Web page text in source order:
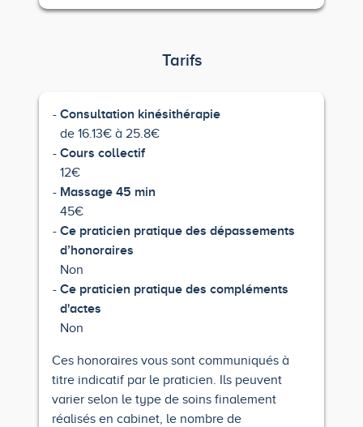
Tarifs
Consultation kinésithérapie
de 16.13€ à 25.8€
Cours collectif
12€
Massage 45 min
45€
Ce praticien pratique des dépassements
d’honoraires
Non
Ce praticien pratique des compléments
d'actes
Non
Ces honoraires vous sont communiqués à
titre indicatif par le praticien. Ils peuvent
varier selon le type de soins finalement
réalisés en cabinet, le nombre de